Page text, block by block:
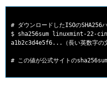
# ダウンロードしたISOのSHA256
$ sha256sum linuxmint-22-
a1b2c3d4e5f6...（長い英数字